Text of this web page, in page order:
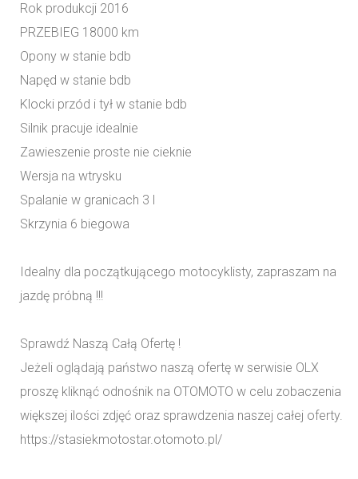
Rok produkcji 2016
PRZEBIEG 18000 km
Opony w stanie bdb
Napęd w stanie bdb
Klocki przód i tył w stanie bdb
Silnik pracuje idealnie
Zawieszenie proste nie cieknie
Wersja na wtrysku
Spalanie w granicach 3 l
Skrzynia 6 biegowa
Idealny dla początkującego motocyklisty, zapraszam na
jazdę próbną !!!
Sprawdź Naszą Całą Ofertę !
Jeżeli oglądają państwo naszą ofertę w serwisie OLX
proszę kliknąć odnośnik na OTOMOTO w celu zobaczenia
większej ilości zdjęć oraz sprawdzenia naszej całej oferty.
https://stasiekmotostar.otomoto.pl/